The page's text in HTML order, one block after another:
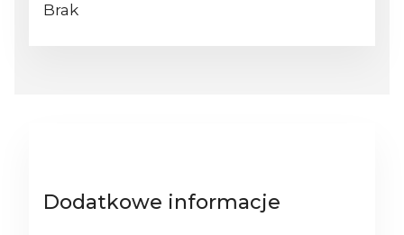
Brak
Dodatkowe informacje